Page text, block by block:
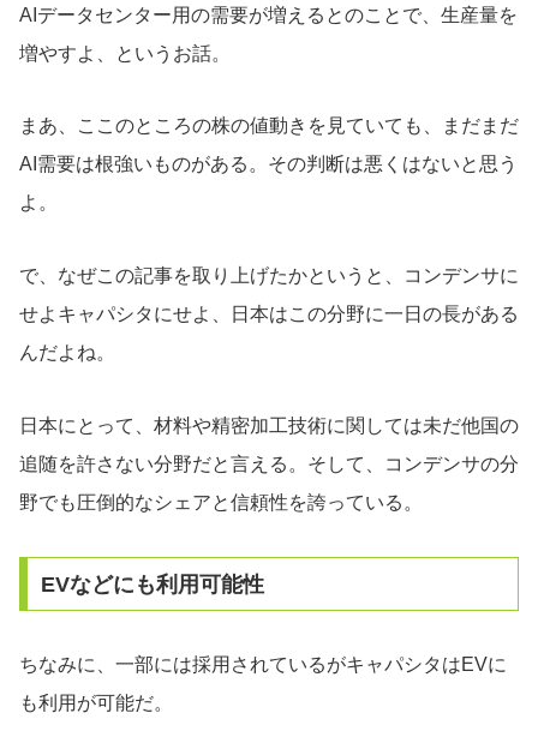
AIデータセンター用の需要が増えるとのことで、生産量を
増やすよ、というお話。
まあ、ここのところの株の値動きを見ていても、まだまだ
AI需要は根強いものがある。その判断は悪くはないと思う
よ。
で、なぜこの記事を取り上げたかというと、コンデンサに
せよキャパシタにせよ、日本はこの分野に一日の長がある
んだよね。
日本にとって、材料や精密加工技術に関しては未だ他国の
追随を許さない分野だと言える。そして、コンデンサの分
野でも圧倒的なシェアと信頼性を誇っている。
EVなどにも利用可能性
ちなみに、一部には採用されているがキャパシタはEVに
も利用が可能だ。